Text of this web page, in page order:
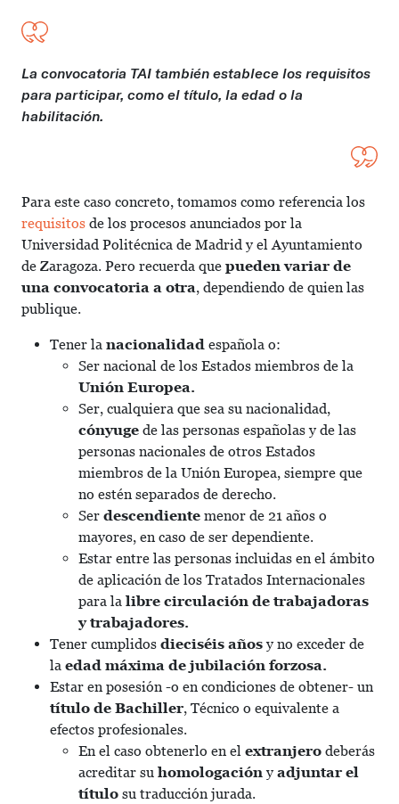
La convocatoria TAI también establece los requisitos
para participar, como el título, la edad o la
habilitación.
Para este caso concreto, tomamos como referencia los
requisitos de los procesos anunciados por la
Universidad Politécnica de Madrid y el Ayuntamiento
de Zaragoza. Pero recuerda que pueden variar de
una convocatoria a otra, dependiendo de quien las
publique.
Tener la nacionalidad española o:
Ser nacional de los Estados miembros de la
Unión Europea.
Ser, cualquiera que sea su nacionalidad,
cónyuge de las personas españolas y de las
personas nacionales de otros Estados
miembros de la Unión Europea, siempre que
no estén separados de derecho.
Ser descendiente menor de 21 años o
mayores, en caso de ser dependiente.
Estar entre las personas incluidas en el ámbito
de aplicación de los Tratados Internacionales
para la libre circulación de trabajadoras
y trabajadores.
Tener cumplidos dieciséis añosy no exceder de
la edad máxima de jubilación forzosa.
Estar en posesión -o en condiciones de obtener- un
título de Bachiller, Técnico o equivalente a
efectos profesionales.
En el caso obtenerlo en el extranjero deberás
acreditar su homologacióny adjuntar el
título su traducción jurada.